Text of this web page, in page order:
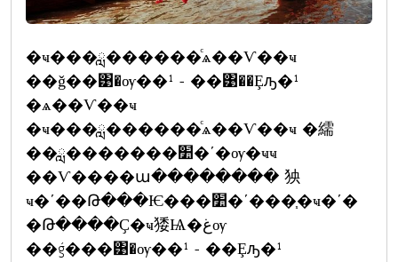
�ҹ���ླ������ͨѧ��Ѵ��ҹ
��ǧ��͹�ѹ��¹ - ��͹��Ȩԡ�¹
�ѧ��Ѵ��ҹ
�ҹ���ླ������ͨѧ��Ѵ��ҹ �繻
��ླ�������׺�ʹ�ѹ�ҹҹ
��Ѵ����ա�������� 㹧
ҹ�ʹ��Թ���Ѥ���׺�ʹ���֧�ҹ�ʹ�
�Թ����Ҫ�ҹ㹻Ѩ�غѹ
��ǵ���͹�ѹ��¹ - ��Ȩԡ�¹